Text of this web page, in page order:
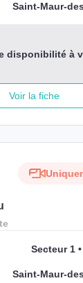
Saint-Maur-
disponibilité à
Voir la fiche
Secteur 1
Saint-Maur-